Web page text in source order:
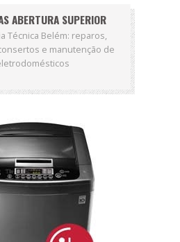
ABERTURA SUPERIOR
Técnica Belém: reparos,
e manutenção de